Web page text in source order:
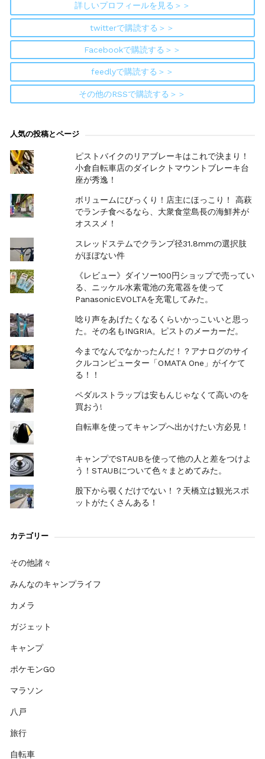
詳しいプロフィールを見る＞＞
twitterで購読する＞＞
Facebookで購読する＞＞
feedlyで購読する＞＞
その他のRSSで購読する＞＞
人気の投稿とページ
ピストバイクのリアブレーキはこれで決まり！
小倉自転車店のダイレクトマウントブレーキ台
座が秀逸！
ボリュームにびっくり！店主にほっこり！ 高萩
でランチ食べるなら、大衆食堂島長の海鮮丼が
オススメ！
スレッドステムでクランプ径31.8mmの選択肢
がほぼない件
《レビュー》ダイソー100円ショップで売ってい
る、ニッケル水素電池の充電器を使って
PanasonicEVOLTAを充電してみた。
唸り声をあげたくなるくらいかっこいいと思っ
た。その名もINGRIA。ピストのメーカーだ。
今までなんでなかったんだ！？アナログのサイ
クルコンピューター「OMATA One」がイケて
る！！
ペダルストラップは安もんじゃなくて高いのを
買おう!
自転車を使ってキャンプへ出かけたい方必見！
キャンプでSTAUBを使って他の人と差をつけよ
う！STAUBについて色々まとめてみた。
股下から覗くだけでない！？天橋立は観光スポ
ットがたくさんある！
カテゴリー
その他諸々
みんなのキャンプライフ
カメラ
ガジェット
キャンプ
ポケモンGO
マラソン
八戸
旅行
自転車